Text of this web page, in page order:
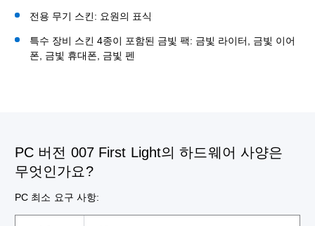
전용 무기 스킨: 요원의 표식
특수 장비 스킨 4종이 포함된 금빛 팩: 금빛 라이터, 금빛 이어
폰, 금빛 휴대폰, 금빛 펜
PC 버전 007 First Light의 하드웨어 사양은
무엇인가요?
PC 최소 요구 사항: